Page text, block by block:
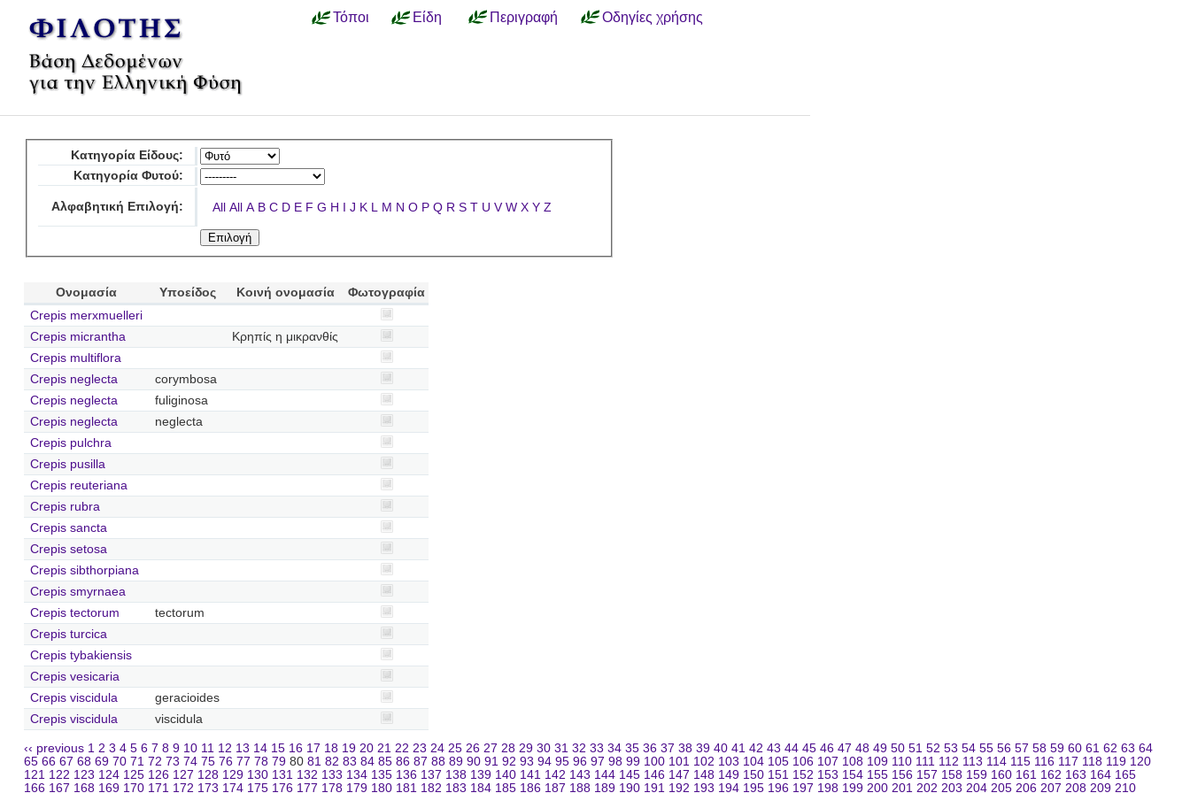
Τόποι Είδη Περιγραφή Οδηγίες χρήσης
Κατηγορία Είδους:
Κατηγορία Φυτού:
Αλφαβητική Επιλογή: All All A B C D E F G H I J K L M N O P Q R S T U V W X Y Z
Ονομασία Υποείδος Κοινή ονομασία
Φωτογραφία
Crepis merxmuelleri
Crepis micrantha
Κρηπίς η μικρανθίς
Crepis multiflora
Crepis neglecta
corymbosa
Crepis neglecta
fuliginosa
Crepis neglecta
neglecta
Crepis pulchra
Crepis pusilla
Crepis reuteriana
Crepis rubra
Crepis sancta
Crepis setosa
Crepis sibthorpiana
Crepis smyrnaea
Crepis tectorum
tectorum
Crepis turcica
Crepis tybakiensis
Crepis vesicaria
Crepis viscidula
geracioides
Crepis viscidula
viscidula
‹‹ previous 1 2 3 4 5 6 7 8 9 10 11 12 13 14 15 16 17 18 19 20 21 22 23 24 25 26 27 28 29 30 31 32 33 34 35 36 37 38 39 40 41 42 43 44 45 46 47 48 49 50 51 52 53 54 55 56 57 58 59 60 61 62 63 64
65 66 67 68 69 70 71 72 73 74 75 76 77 78 79 80 81 82 83 84 85 86 87 88 89 90 91 92 93 94 95 96 97 98 99 100 101 102 103 104 105 106 107 108 109 110 111 112 113 114 115 116 117 118 119 120
121 122 123 124 125 126 127 128 129 130 131 132 133 134 135 136 137 138 139 140 141 142 143 144 145 146 147 148 149 150 151 152 153 154 155 156 157 158 159 160 161 162 163 164 165
166 167 168 169 170 171 172 173 174 175 176 177 178 179 180 181 182 183 184 185 186 187 188 189 190 191 192 193 194 195 196 197 198 199 200 201 202 203 204 205 206 207 208 209 210